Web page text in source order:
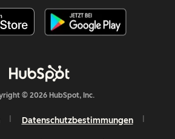
© 2026 HubSpot, Inc.
Datenschutzbestimmungen